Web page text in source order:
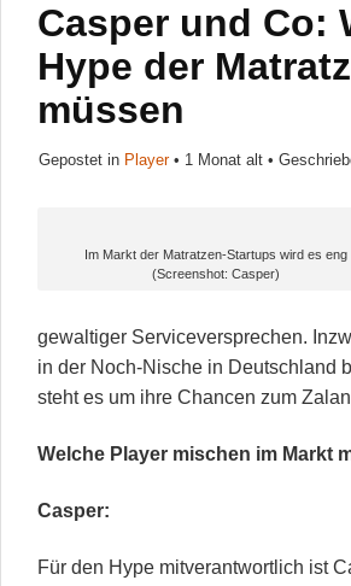
Casper und Co:
Hype der
müssen
Gepostet in Player• 1 Monat alt •
Im Markt der Matratzen-Startups wird es eng
(Screenshot: Casper)
gewaltiger Serviceversprechen.
in der Noch-Nische in Deutschland
steht es um ihre Chancen zum
Welche Player mischen im Markt
Casper:
Für den Hype mitverantwortlich ist